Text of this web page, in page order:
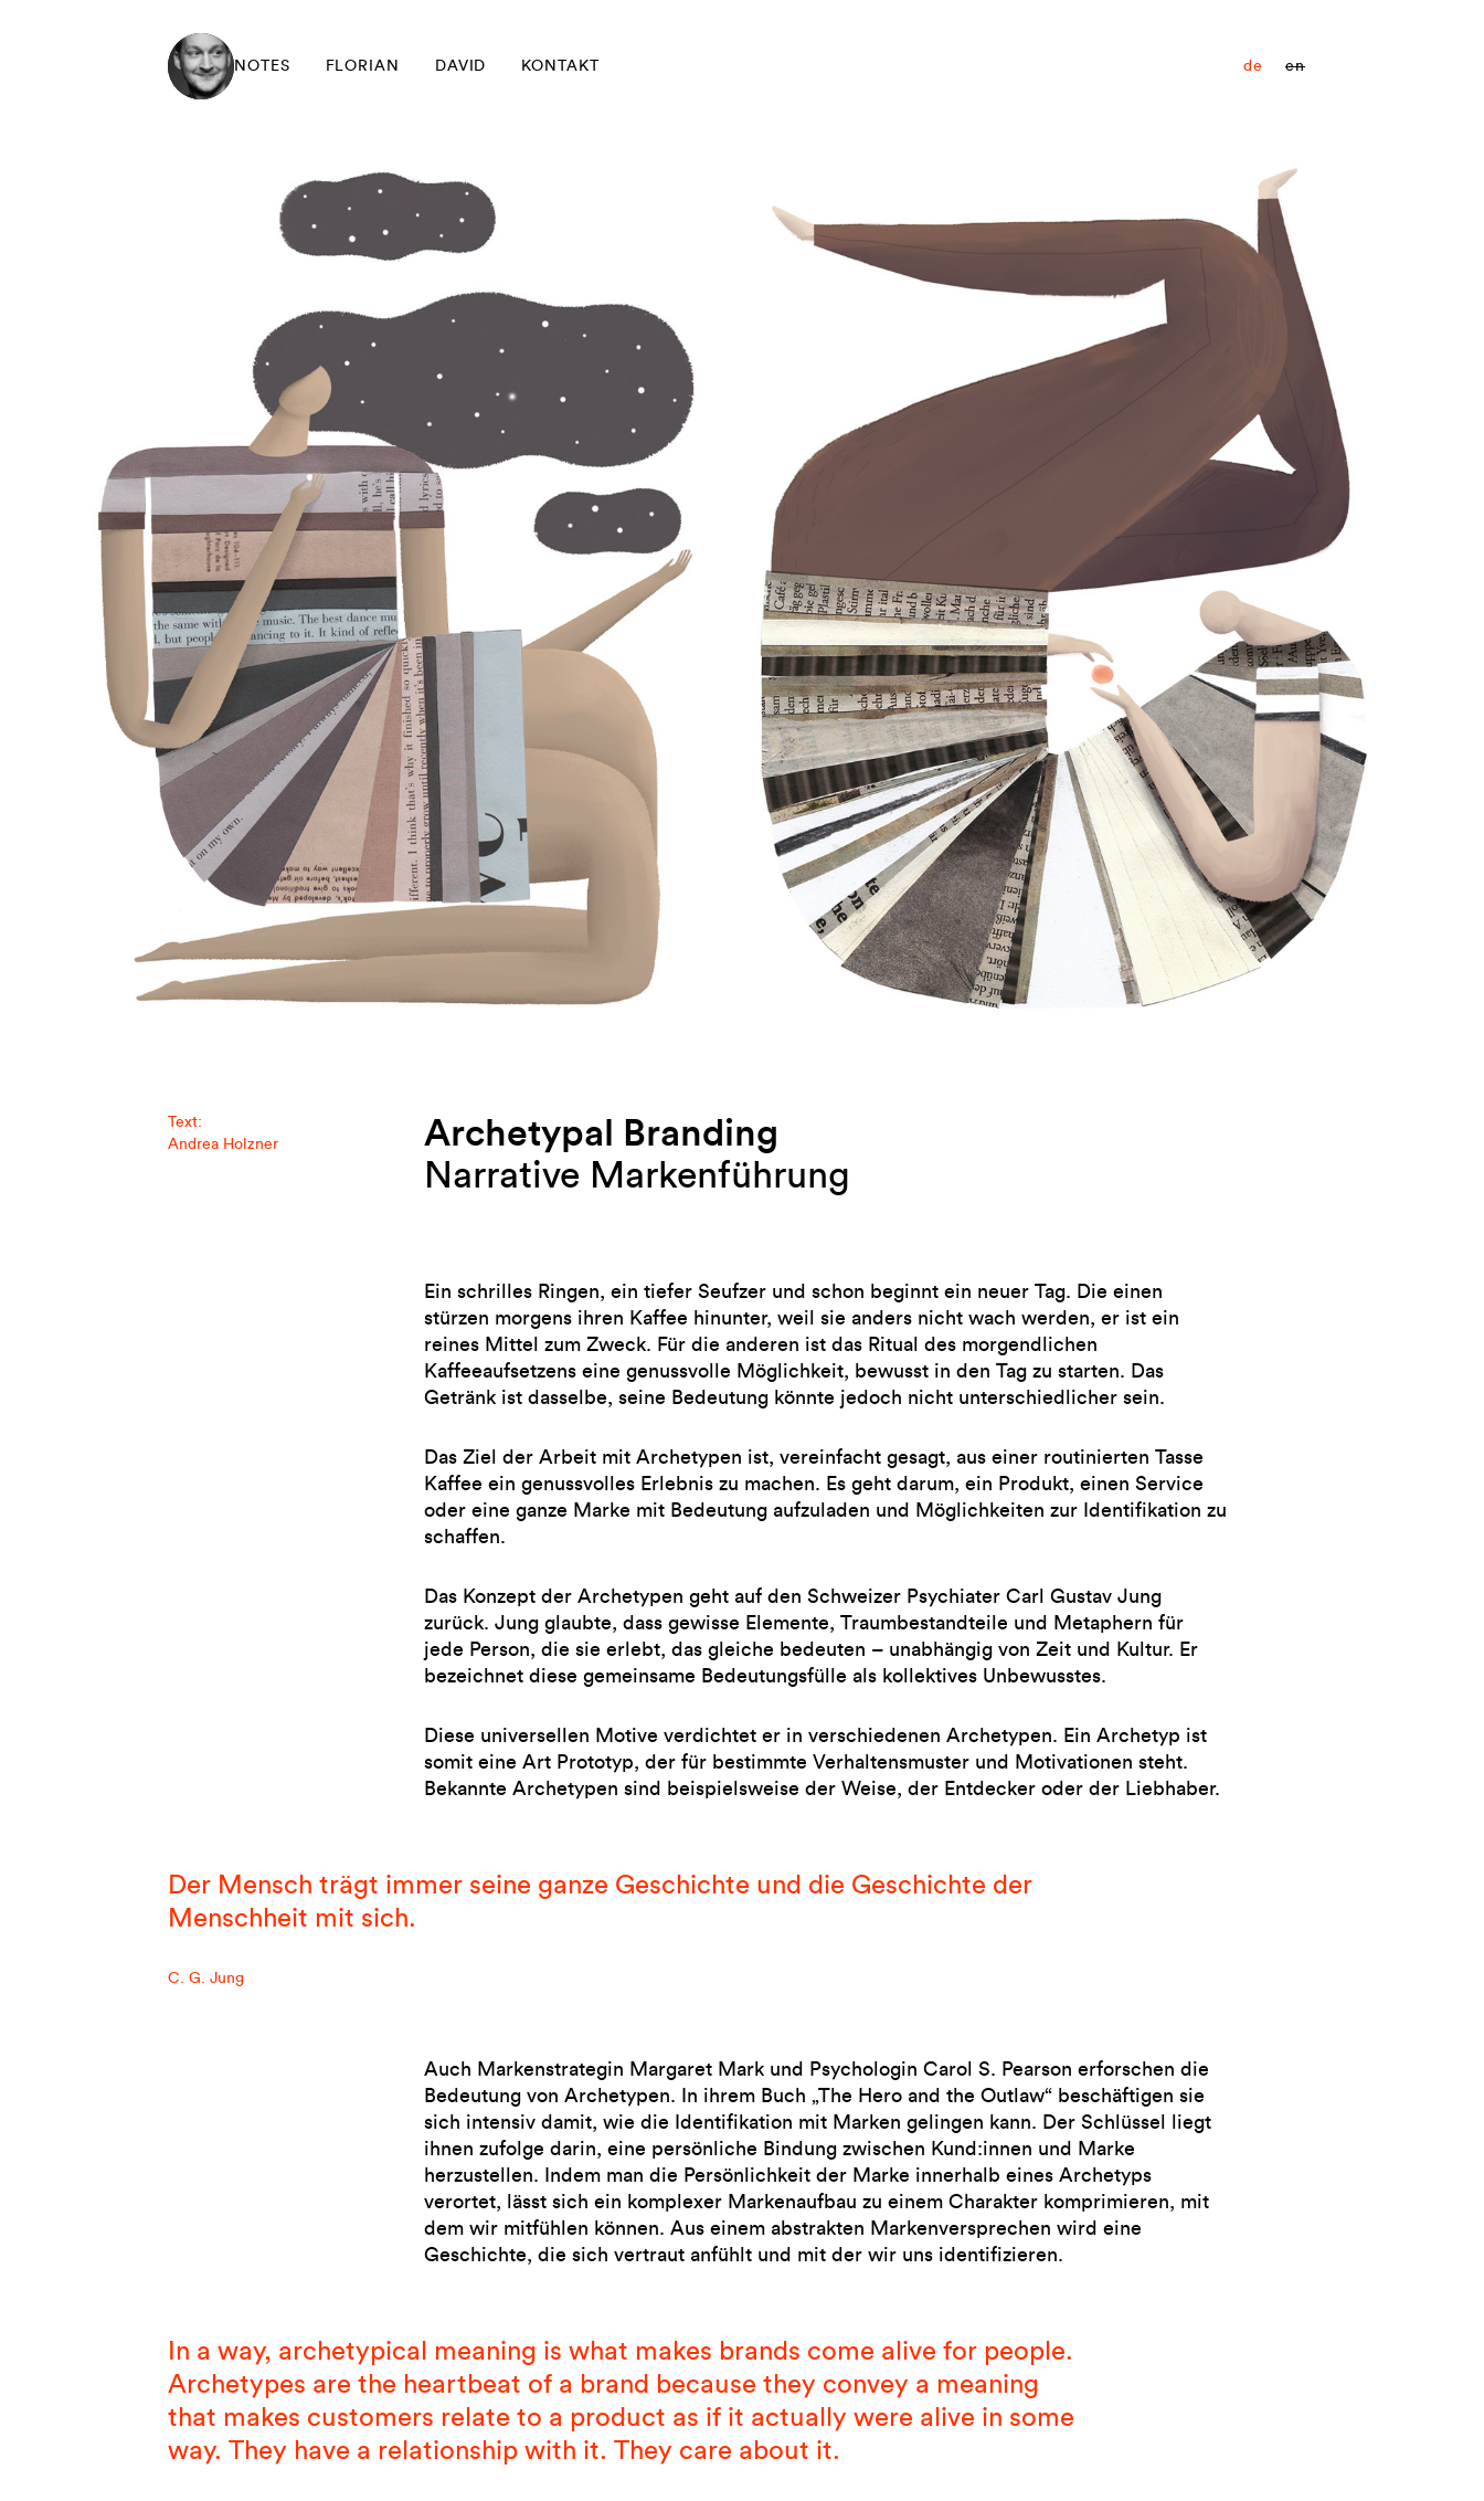
NOTES FLORIAN DAVID KONTAKT de en
Text:
Andrea Holzner
Archetypal Branding
Narrative Markenführung
Ein schrilles Ringen, ein tiefer Seufzer und schon beginnt ein neuer Tag. Die einen
stürzen morgens ihren Kaffee hinunter, weil sie anders nicht wach werden, er ist ein
reines Mittel zum Zweck. Für die anderen ist das Ritual des morgendlichen
Kaffeeaufsetzens eine genussvolle Möglichkeit, bewusst in den Tag zu starten. Das
Getränk ist dasselbe, seine Bedeutung könnte jedoch nicht unterschiedlicher sein.
Das Ziel der Arbeit mit Archetypen ist, vereinfacht gesagt, aus einer routinierten Tasse
Kaffee ein genussvolles Erlebnis zu machen. Es geht darum, ein Produkt, einen Service
oder eine ganze Marke mit Bedeutung aufzuladen und Möglichkeiten zur Identifikation zu
schaffen.
Das Konzept der Archetypen geht auf den Schweizer Psychiater Carl Gustav Jung
zurück. Jung glaubte, dass gewisse Elemente, Traumbestandteile und Metaphern für
jede Person, die sie erlebt, das gleiche bedeuten – unabhängig von Zeit und Kultur. Er
bezeichnet diese gemeinsame Bedeutungsfülle als kollektives Unbewusstes.
Diese universellen Motive verdichtet er in verschiedenen Archetypen. Ein Archetyp ist
somit eine Art Prototyp, der für bestimmte Verhaltensmuster und Motivationen steht.
Bekannte Archetypen sind beispielsweise der Weise, der Entdecker oder der Liebhaber.
Der Mensch trägt immer seine ganze Geschichte und die Geschichte der
Menschheit mit sich.
C. G. Jung
Auch Markenstrategin Margaret Mark und Psychologin Carol S. Pearson erforschen die
Bedeutung von Archetypen. In ihrem Buch „The Hero and the Outlaw“ beschäftigen sie
sich intensiv damit, wie die Identifikation mit Marken gelingen kann. Der Schlüssel liegt
ihnen zufolge darin, eine persönliche Bindung zwischen Kund:innen und Marke
herzustellen. Indem man die Persönlichkeit der Marke innerhalb eines Archetyps
verortet, lässt sich ein komplexer Markenaufbau zu einem Charakter komprimieren, mit
dem wir mitfühlen können. Aus einem abstrakten Markenversprechen wird eine
Geschichte, die sich vertraut anfühlt und mit der wir uns identifizieren.
In a way, archetypical meaning is what makes brands come alive for people.
Archetypes are the heartbeat of a brand because they convey a meaning
that makes customers relate to a product as if it actually were alive in some
way. They have a relationship with it. They care about it.